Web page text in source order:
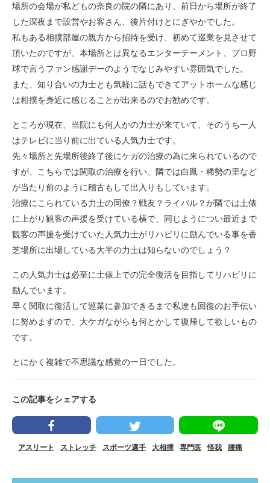
場所の会場が私どもの奈良の院の隣にあり、前日から場所が終了
した深夜まで設営やお客さん、後片付けとにぎやかでした。
私もある相撲部屋の親方から招待を受け、初めて巡業を見させて
頂いたのですが、本場所とは異なるエンターテーメント、プロ野
球で言うファン感謝デーのようでなじみやすい雰囲気でした。
また、知り合いの力士とも気軽に話もできてアットホームな感じ
は相撲を身近に感じることが出来るのでお勧めです。
ところが現在、当院にも何人かの力士が来ていて、そのうち一人
はテレビに当り前に出ている人気力士です。
先々場所と先場所後終了後にケガの治療の為に来られているので
すが、こちらでは関取の治療を行い、隣では白鳳・稀勢の里など
が当たり前のように稽古もして出入りもしています。
治療にこられている力士の同僚？戦友？ライバル？が隣では土俵
に上がり観客の声援を受けている横で、同じようについ最近まで
観客の声援を受けていた人気力士がリハビリに励んでいる事を香
芝場所に出場している大半の力士は知らないのでしょう？
この人気力士は必至に土俵上での完全復活を目指してリハビリに
励んでいます。
早く関取に復活して巡業に参加できるまで私達も回復のお手伝い
に努めますので、大ケガながらも何とかして復帰して欲しいもの
です。
とにかく複雑で不思議な感覚の一日でした。
この記事をシェアする
アスリート ストレッチ スポーツ選手 大相撲 専門医 怪我 腰痛